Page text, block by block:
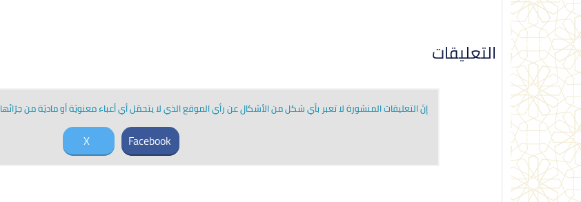
التعليقات
إنّ التعليقات المنشورة لا تعبر بأي شكل من الأشكال عن رأي الموقع الذي لا يتحمّل أي أعباء معنويّة أو ماديّة من جرّائها
X Facebook